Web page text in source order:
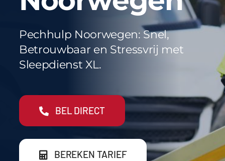
FAQ
Blog
Contact
Pechhulp Noorwegen: Snel,
Betrouwbaar en Stressvrij met
Sleepdienst XL.
BEL DIRECT
BEREKEN TARIEF